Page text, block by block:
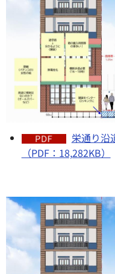
栄通り沿
（PDF：18,282KB）